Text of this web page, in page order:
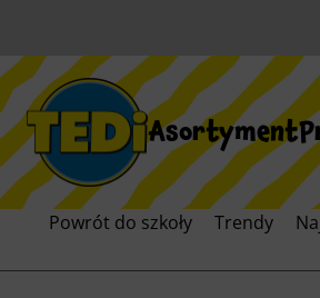
Asortyment
Powrót do szkoły Trendy